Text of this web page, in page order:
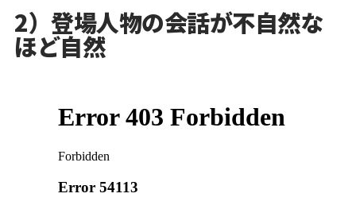
2）登場人物の会話が不自然な
ほど自然